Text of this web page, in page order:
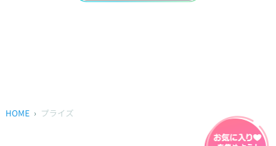
HOME プライズ